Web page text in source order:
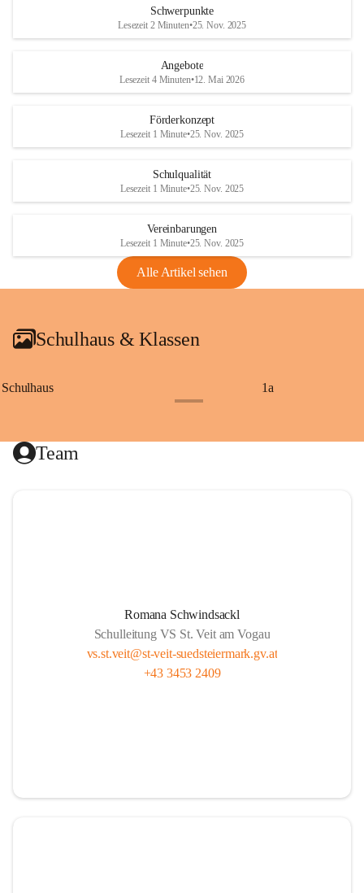
Schwerpunkte
Lesezeit 2 Minuten•25. Nov. 2025
Angebote
Lesezeit 4 Minuten•12. Mai 2026
Förderkonzept
Lesezeit 1 Minute•25. Nov. 2025
Schulqualität
Lesezeit 1 Minute•25. Nov. 2025
Vereinbarungen
Lesezeit 1 Minute•25. Nov. 2025
Alle Artikel sehen
Schulhaus & Klassen
Schulhaus 1a
Team
Romana Schwindsackl
Schulleitung VS St. Veit am Vogau
vs.st.veit@st-veit-suedsteiermark.gv.at
+43 3453 2409